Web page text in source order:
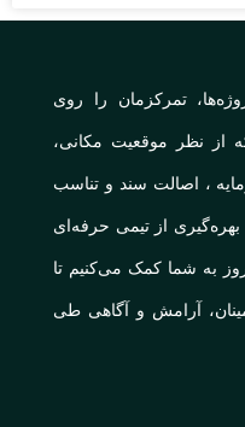
تمرکزمان را روی
از نظر موقعیت مکانی،
، اصالت سند و تناسب
بهره‌گیری از تیمی حرفه‌ای
به شما کمک می‌کنیم تا
آرامش و آگاهی طی